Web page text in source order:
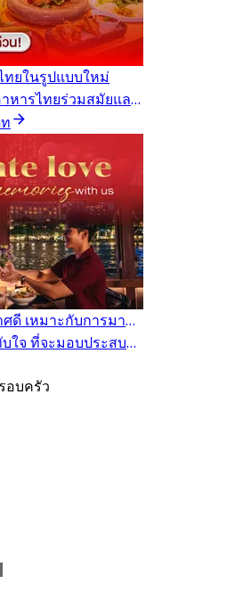
ทยในรูปแบบใหม่
จุดหมายใหม่ของคนรักอาหารไทยร่วมสมัยและประสบการณ์การทานอาหารที่แตกต่าง
รวมร้านอาหารบรรยากาศดี เหมาะกับการมาออกเดทกับคนที่ใช่
พร้อมโปรโมชั่นสุดประทับใจ ที่จะมอบประสบการณ์โรแมนติกแบบไม่รู้ลืม
อบครัว